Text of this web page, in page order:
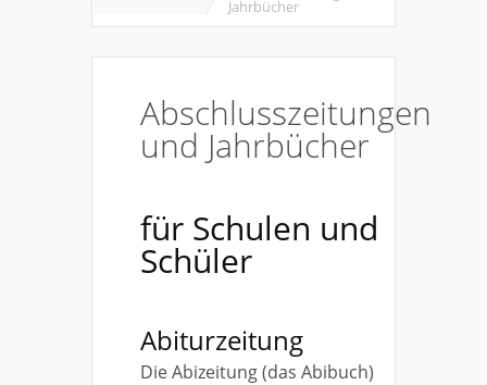
Jahrbücher
Abschlusszeitungen
und Jahrbücher
für Schulen und
Schüler
Abiturzeitung
Die Abizeitung (das Abibuch)